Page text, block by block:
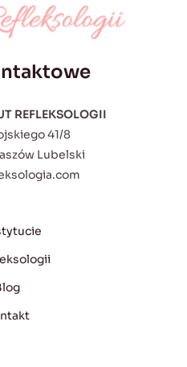
REFLEKSOLOGII
41/8
Lubelski